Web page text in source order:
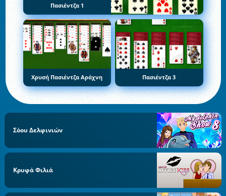
Πασιέντζα 1
Χρυσή Πασιέντζα Αράχνη Πασιέντζα 3
Σόου Δελφινιών
Κρυφά Φιλιά